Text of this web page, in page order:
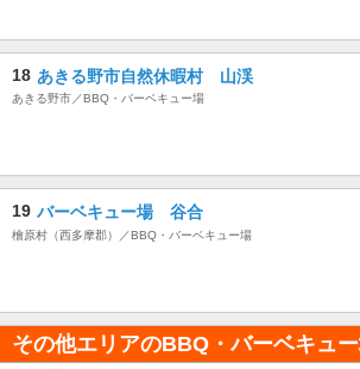
18 あきる野市自然休暇村 山渓
あきる野市／BBQ・バーベキュー場
19 バーベキュー場 谷合
檜原村（西多摩郡）／BBQ・バーベキュー場
その他エリアのBBQ・バーベキュ